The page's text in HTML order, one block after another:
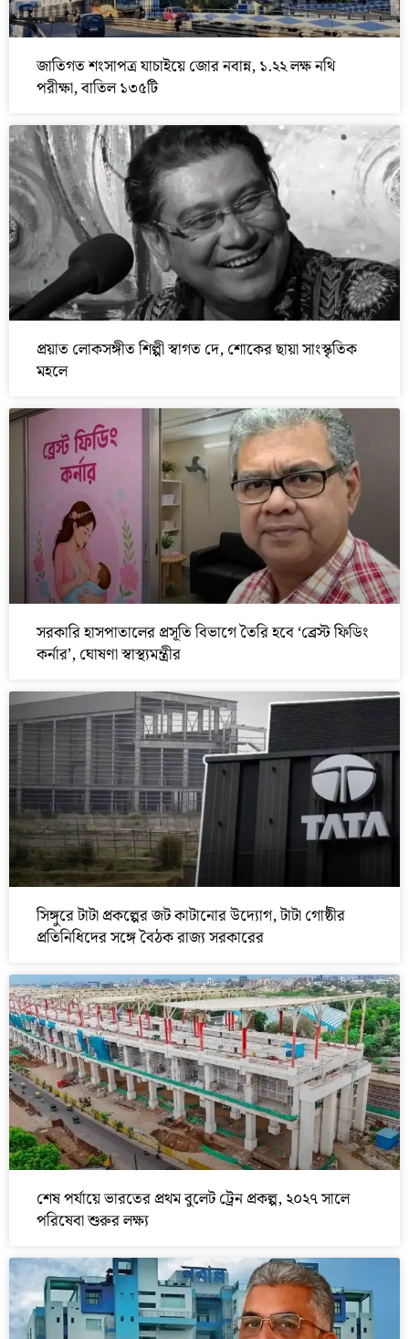
জাতিগত শংসাপত্র যাচাইয়ে জোর নবান্ন, ১.২২ লক্ষ নথি
পরীক্ষা, বাতিল ১৩৫টি
প্রয়াত লোকসঙ্গীত শিল্পী স্বাগত দে, শোকের ছায়া সাংস্কৃতিক
মহলে
সরকারি হাসপাতালের প্রসূতি বিভাগে তৈরি হবে ‘ব্রেস্ট ফিডিং
কর্নার’, ঘোষণা স্বাস্থ্যমন্ত্রীর
সিঙ্গুরে টাটা প্রকল্পের জট কাটানোর উদ্যোগ, টাটা গোষ্ঠীর
প্রতিনিধিদের সঙ্গে বৈঠক রাজ্য সরকারের
শেষ পর্যায়ে ভারতের প্রথম বুলেট ট্রেন প্রকল্প, ২০২৭ সালে
পরিষেবা শুরুর লক্ষ্য